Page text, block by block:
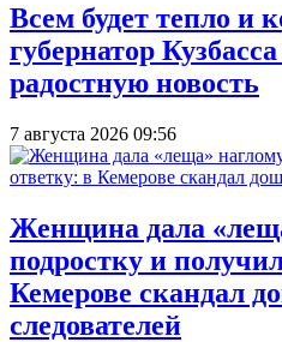
Всем будет тепло и
губернатор
радостную новость
7 августа 2026 09:56
Женщина дала
подростку и
Кемерове скандал
следователей